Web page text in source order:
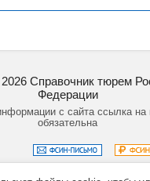
2026 Справочник тюрем
Федерации
с сайта ссылка на
обязательна